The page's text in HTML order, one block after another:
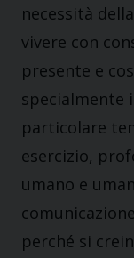
necessità
vivere con
presente e
specialmente
particolare
esercizio,
umano e
perché si